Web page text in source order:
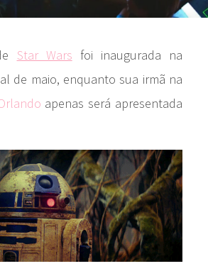
Star Wars foi inaugurada na
de maio, enquanto sua irmã na
apenas será apresentada